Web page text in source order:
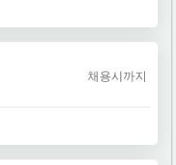
채용시까지